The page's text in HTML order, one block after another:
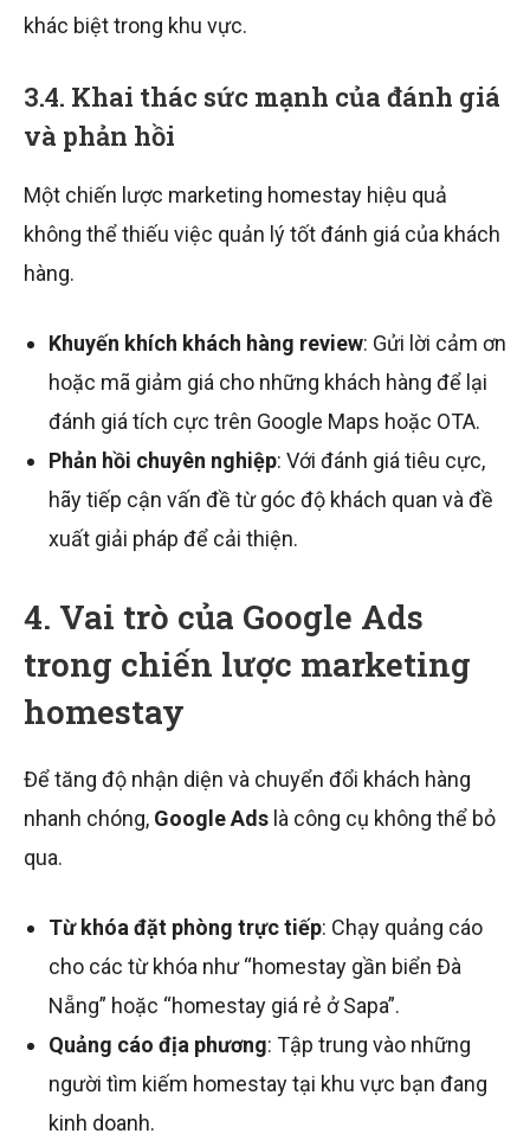
khác biệt trong khu vực.
3.4. Khai thác sức mạnh của đánh giá
và phản hồi
Một chiến lược marketing homestay hiệu quả
không thể thiếu việc quản lý tốt đánh giá của khách
hàng.
Khuyến khích khách hàng review: Gửi lời cảm ơn
hoặc mã giảm giá cho những khách hàng để lại
đánh giá tích cực trên Google Maps hoặc OTA.
Phản hồi chuyên nghiệp: Với đánh giá tiêu cực,
hãy tiếp cận vấn đề từ góc độ khách quan và đề
xuất giải pháp để cải thiện.
4. Vai trò của Google Ads
trong chiến lược marketing
homestay
Để tăng độ nhận diện và chuyển đổi khách hàng
nhanh chóng, Google Ads là công cụ không thể bỏ
qua.
Từ khóa đặt phòng trực tiếp: Chạy quảng cáo
cho các từ khóa như “homestay gần biển Đà
Nẵng” hoặc “homestay giá rẻ ở Sapa”.
Quảng cáo địa phương: Tập trung vào những
người tìm kiếm homestay tại khu vực bạn đang
kinh doanh.